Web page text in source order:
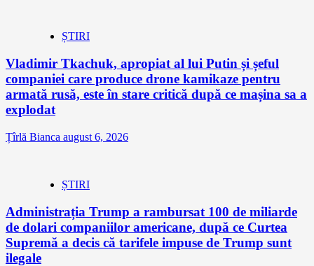
ȘTIRI
Vladimir Tkachuk, apropiat al lui Putin și șeful
companiei care produce drone kamikaze pentru
armată rusă, este în stare critică după ce mașina sa a
explodat
Țîrlă Bianca august 6, 2026
ȘTIRI
Administrația Trump a rambursat 100 de miliarde
de dolari companiilor americane, după ce Curtea
Supremă a decis că tarifele impuse de Trump sunt
ilegale